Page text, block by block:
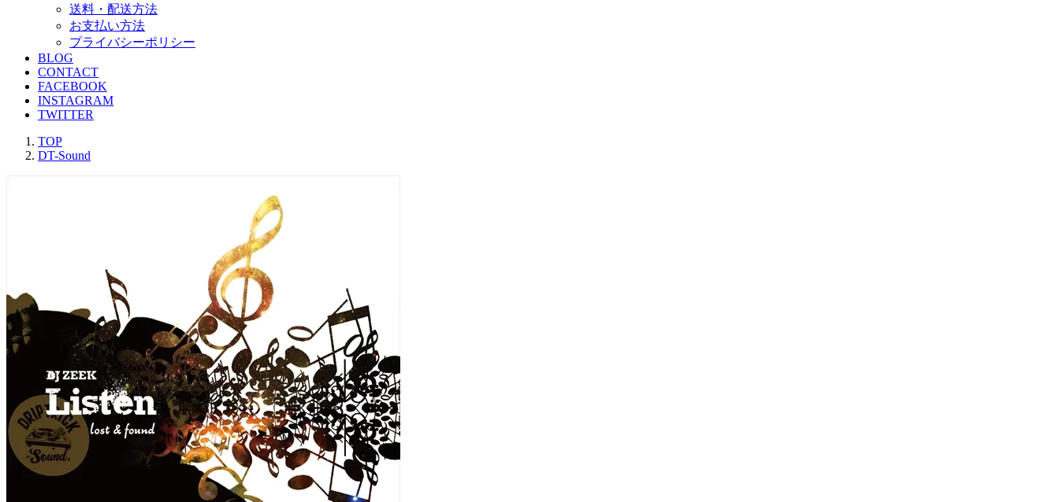
送料・配送方法
お支払い方法
プライバシーポリシー
BLOG
CONTACT
FACEBOOK
INSTAGRAM
TWITTER
TOP
DT-Sound